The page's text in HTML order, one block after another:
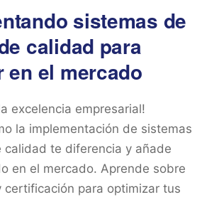
sistemas de
calidad para
en el mercado
excelencia empresarial!
la implementación de sistemas
calidad te diferencia y añade
en el mercado. Aprende sobre
certificación para optimizar tus